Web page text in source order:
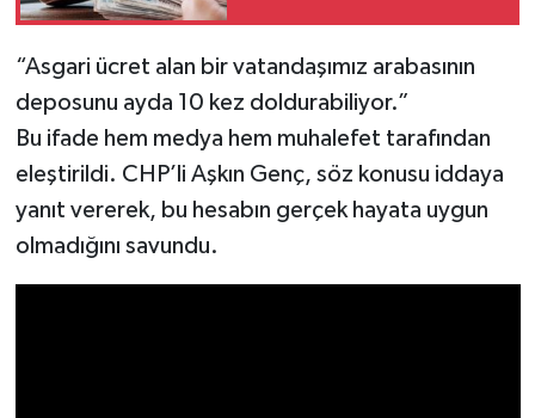
“Asgari ücret alan bir vatandaşımız arabasının
deposunu ayda 10 kez doldurabiliyor.”
Bu ifade hem medya hem muhalefet tarafından
eleştirildi. CHP’li Aşkın Genç, söz konusu iddaya
yanıt vererek, bu hesabın gerçek hayata uygun
olmadığını savundu.